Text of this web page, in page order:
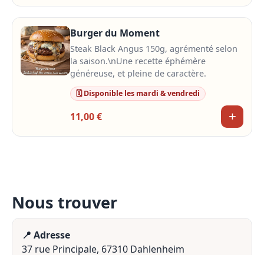
Burger du Moment
Steak Black Angus 150g, agrémenté selon
la saison.\nUne recette éphémère
généreuse, et pleine de caractère.
🗓️ Disponible les mardi & vendredi
11,00 € +
Nous trouver
📍 Adresse
37 rue Principale, 67310 Dahlenheim